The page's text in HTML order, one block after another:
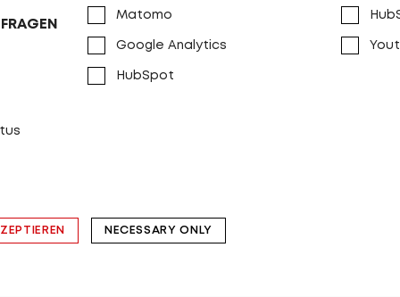
Matomo
Google Analytics
HubSpot
NECESSARY ONLY